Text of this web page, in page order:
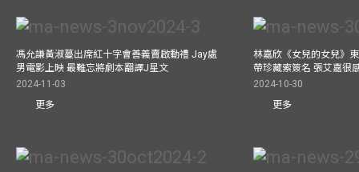
馮允謙黃淑蔓出席紅十字會善義賣啟動禮 Jay處
男電影上映 最難忘將劇本翻譯J星文
2024-11-03
更多
林嘉欣《女兒的女兒》
帶珍藏索簽名 張艾嘉很
2024-10-30
更多